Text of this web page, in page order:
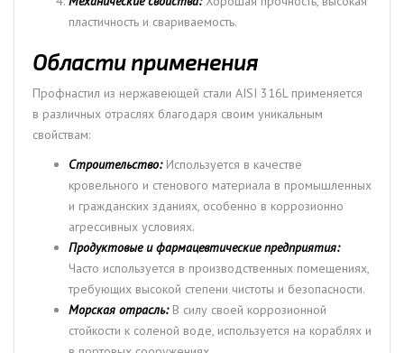
пластичность и свариваемость.
Области применения
Профнастил из нержавеющей стали AISI 316L применяется
в различных отраслях благодаря своим уникальным
свойствам:
Строительство:Используется в качестве
кровельного и стенового материала в промышленных
и гражданских зданиях, особенно в коррозионно
агрессивных условиях.
Продуктовые и фармацевтические предприятия:
Часто используется в производственных помещениях,
требующих высокой степени чистоты и безопасности.
Морская отрасль:В силу своей коррозионной
стойкости к соленой воде, используется на кораблях и